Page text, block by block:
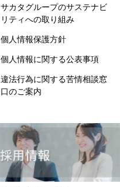
サカタグループのサステナビ
リティへの取り組み
個人情報保護方針
個人情報に関する公表事項
違法行為に関する苦情相談窓
口のご案内